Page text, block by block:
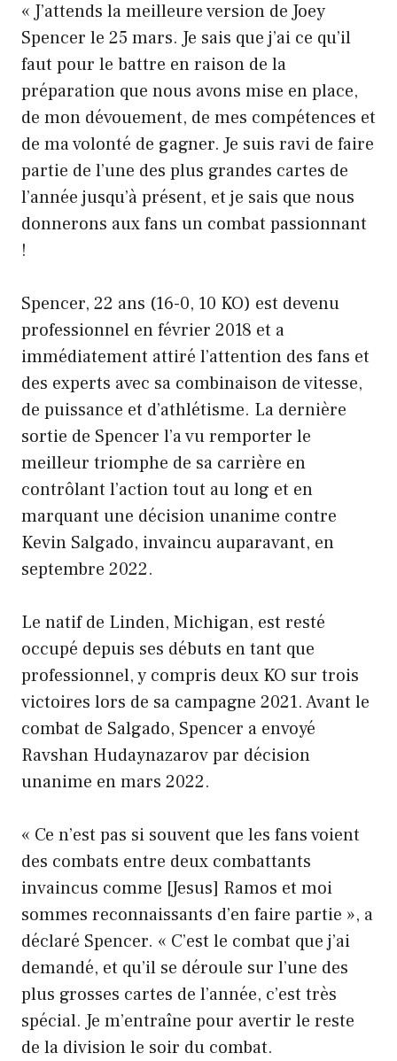
« J’attends la meilleure version de Joey
Spencer le 25 mars. Je sais que j’ai ce qu’il
faut pour le battre en raison de la
préparation que nous avons mise en place,
de mon dévouement, de mes compétences et
de ma volonté de gagner. Je suis ravi de faire
partie de l’une des plus grandes cartes de
l’année jusqu’à présent, et je sais que nous
donnerons aux fans un combat passionnant
!
Spencer, 22 ans (16-0, 10 KO) est devenu
professionnel en février 2018 et a
immédiatement attiré l’attention des fans et
des experts avec sa combinaison de vitesse,
de puissance et d’athlétisme. La dernière
sortie de Spencer l’a vu remporter le
meilleur triomphe de sa carrière en
contrôlant l’action tout au long et en
marquant une décision unanime contre
Kevin Salgado, invaincu auparavant, en
septembre 2022.
Le natif de Linden, Michigan, est resté
occupé depuis ses débuts en tant que
professionnel, y compris deux KO sur trois
victoires lors de sa campagne 2021. Avant le
combat de Salgado, Spencer a envoyé
Ravshan Hudaynazarov par décision
unanime en mars 2022.
« Ce n’est pas si souvent que les fans voient
des combats entre deux combattants
invaincus comme [Jesus] Ramos et moi
sommes reconnaissants d’en faire partie », a
déclaré Spencer. « C’est le combat que j’ai
demandé, et qu’il se déroule sur l’une des
plus grosses cartes de l’année, c’est très
spécial. Je m’entraîne pour avertir le reste
de la division le soir du combat.